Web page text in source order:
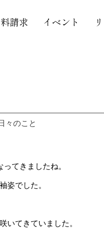
請求 イベント
々のこと
てきましたね。
姿でした。
いてきていました。